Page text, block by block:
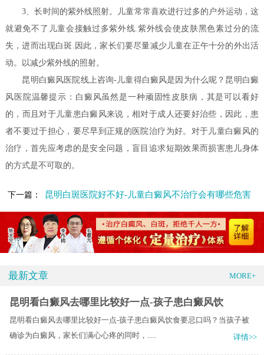
3、长时间的紫外线照射。儿童常常喜欢进行过多的户外运动，这
就避免不了儿童会接触过多紫外线.紫外线会使皮肤黑色素过分的流
失，进而出现白斑.因此，家长们要尽量减少儿童在正午十分的外出活
动。以减少紫外线的照射。
昆明白癜风医院线上咨询-儿童得白癜风是因为什么呢？昆明白癜
风医院温馨提示：白癜风虽然是一种顽固性皮肤病，其是可以看好
的，而且对于儿童患白癜风来说，相对于成人还要好治些，因此，患
者不要过于担心，要尽早到正规的医院治疗为好。对于儿童白癜风的
治疗，首先应考虑的是安全问题，盲目追求短期效果而损害患儿身体
的方式是不可取的。
下一篇： 昆明白斑医院好不好-儿童白癜风不治疗会有哪些危害
最新文章 MORE+
昆明看白癜风去哪里比较好一点-孩子患白癜风饮
昆明看白癜风去哪里比较好一点-孩子患白癜风饮食要忌口吗？当孩子被
确诊为白癜风，家长们满心心疼的同时，.....
详情>>